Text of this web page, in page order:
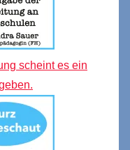
scheint es ein